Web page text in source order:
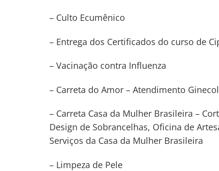
– Culto Ecumênico
– Entrega dos Certificados do curso de
– Vacinação contra Influenza
– Carreta do Amor – Atendimento
– Carreta Casa da Mulher Brasileira –
Design de Sobrancelhas, Oficina de
Serviços da Casa da Mulher Brasileira
– Limpeza de Pele